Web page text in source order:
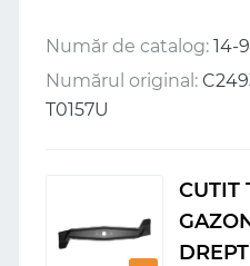
Număr de catalog: 14-
Numărul original:
T0157U
CUTIT
DREPT